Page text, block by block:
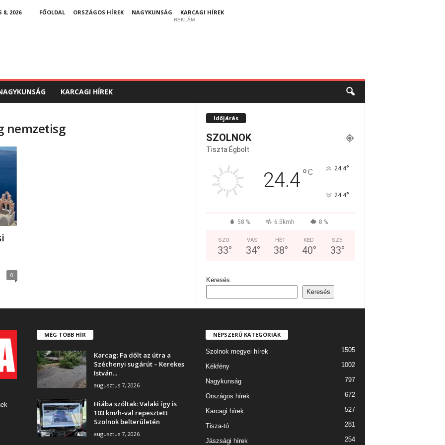
8, 2026 FŐOLDAL ORSZÁGOS HÍREK NAGYKUNSÁG
KARCAGI HÍREK
REKLÁM
KARCAGI HÍREK
nemzetisg
0
Időjárás
SZOLNOK
Tiszta Égbolt
24.4°C 24.4°
24.4°
58 % 6.5kmh 8 %
SZO
33°
VAS
34°
HÉT
38°
KED
40°
SZE
33°
Keresés
Keresés
MÉG TÖBB HÍR
Karcag: Fa dőlt az útra a
Széchenyi sugárút – Kerekes
István...
augusztus 7, 2026
Hiába szóltak: Valaki így is
103 km/h-val repesztett
Szolnok belterületén
augusztus 7, 2026
NÉPSZERŰ KATEGÓRIÁK
Szolnok megyei hírek 1505
Kékfény 1002
Nagykunság 797
Országos hírek 672
Karcagi hírek 527
Tisza-tó 281
Jászsági hírek 254